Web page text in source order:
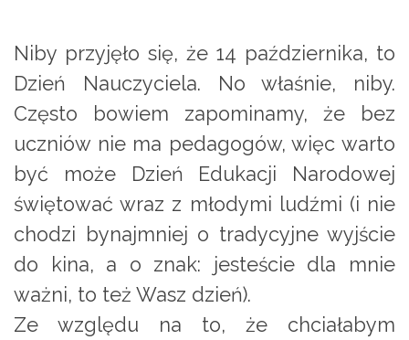
Niby przyjęło się, że 14 października, to
Dzień Nauczyciela. No właśnie, niby.
Często bowiem zapominamy, że bez
uczniów nie ma pedagogów, więc warto
być może Dzień Edukacji Narodowej
świętować wraz z młodymi ludźmi (i nie
chodzi bynajmniej o tradycyjne wyjście
do kina, a o znak: jesteście dla mnie
ważni, to też Wasz dzień).
Ze względu na to, że chciałabym